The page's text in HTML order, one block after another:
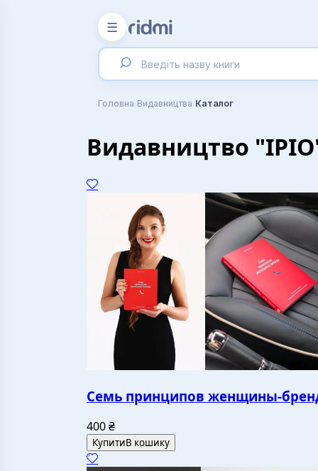
☰
Головна›Видавництва›Каталог
Видавництво
Семь принципов женщины-
400₴
КупитиВ кошику